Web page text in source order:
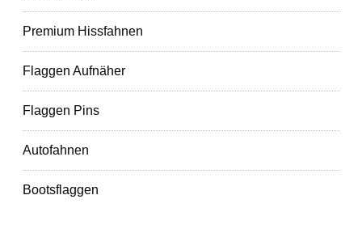
Premium Hissfahnen
Flaggen Aufnäher
Flaggen Pins
Autofahnen
Bootsflaggen